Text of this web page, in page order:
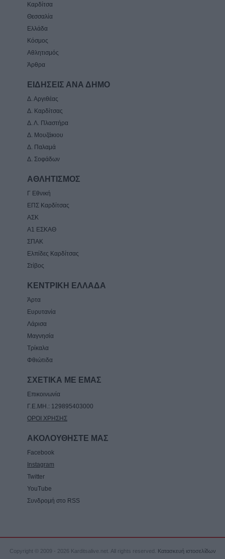
Καρδίτσα
Θεσσαλία
Ελλάδα
Κόσμος
Αθλητισμός
Άρθρα
ΕΙΔΗΣΕΙΣ ΑΝΑ ΔΗΜΟ
Δ. Αργιθέας
Δ. Καρδίτσας
Δ. Λ. Πλαστήρα
Δ. Μουζάκιου
Δ. Παλαμά
Δ. Σοφάδων
ΑΘΛΗΤΙΣΜΟΣ
Γ Εθνική
ΕΠΣ Καρδίτσας
ΑΣΚ
Α1 ΕΣΚΑΘ
ΣΠΑΚ
Ελπίδες Καρδίτσας
Στίβος
ΚΕΝΤΡΙΚΗ ΕΛΛΑΔΑ
Άρτα
Ευρυτανία
Λάρισα
Μαγνησία
Τρίκαλα
Φθιώτιδα
ΣΧΕΤΙΚΑ ΜΕ ΕΜΑΣ
Επικοινωνία
Γ.Ε.ΜΗ.: 129895403000
ΟΡΟΙ ΧΡΗΣΗΣ
ΑΚΟΛΟΥΘΗΣΤΕ ΜΑΣ
Facebook
Instagram
Twitter
YouTube
Συνδρομή στο RSS
Copyright © 2009 - 2026 Karditsalive.net. All rights reserved.
Κατασκευή ιστοσελίδων